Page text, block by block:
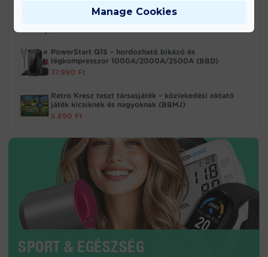
Stanley SDH700 700 W ütvefúró – 13 mm-es
tokmánnyal (EDC)
PowerStart Q15 – hordozható bikázó és
légkompresszor 1000A/2000A/2500A (BBD)
37.990 Ft
Retro Kresz teszt társasjáték – közlekedési oktató
játék kicsiknek és nagyoknak (BBMJ)
5.890 Ft
SPORT & EGÉSZSÉG
Manage Cookies